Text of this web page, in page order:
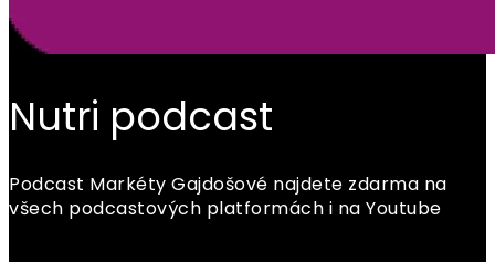
Nutri podcast
Podcast Markéty Gajdošové najdete zdarma na
všech podcastových platformách i na Youtube